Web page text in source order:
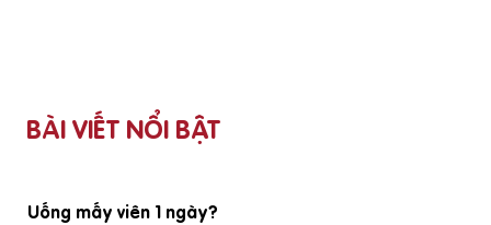
BÀI VIẾT NỔI BẬT
Uống mấy viên 1 ngày?